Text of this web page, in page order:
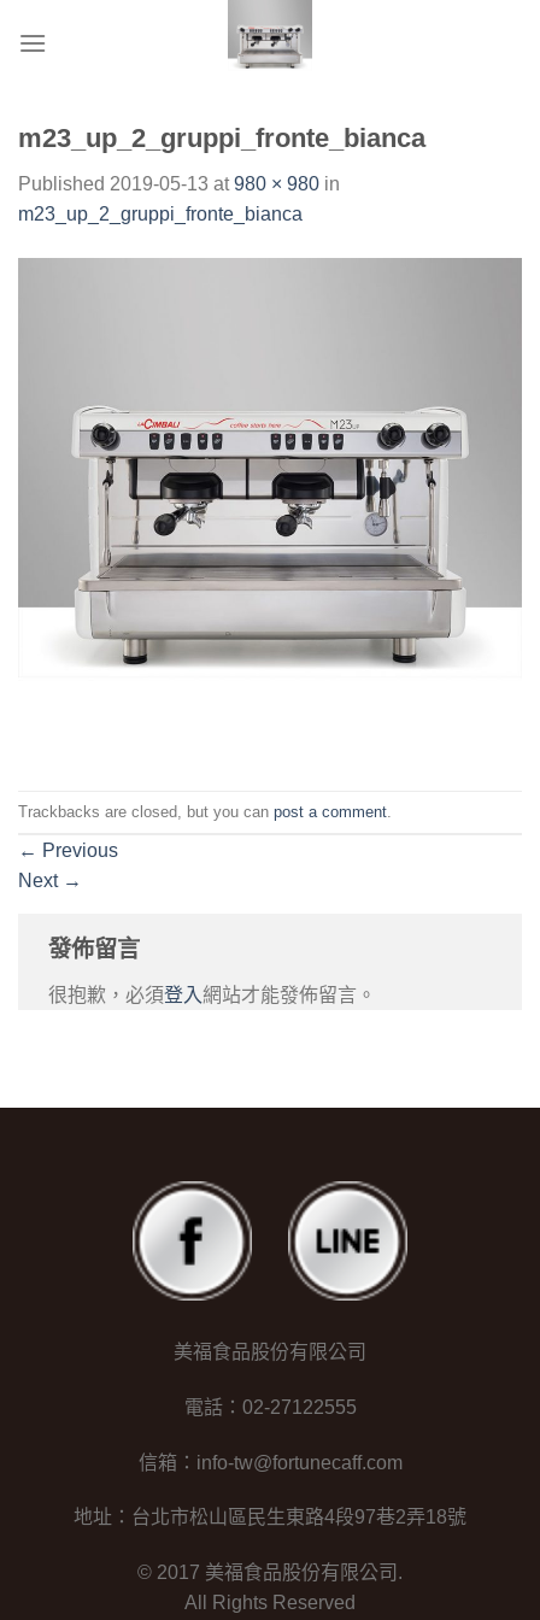
m23_up_2_gruppi_fronte_bianca
Published 2019-05-13 at980 × 980 in
m23_up_2_gruppi_fronte_bianca
Trackbacks are closed, but you can post a comment
← Previous
Next →
發佈留言
很抱歉，必須登入網站才能發佈留言。
美福食品股份有限公司
電話：02-27122555
信箱：info-tw@fortunecaff.com
地址：台北市松山區民生東路4段97巷2弄18號
© 2017 美福食品股份有限公司.
All Rights Reserved